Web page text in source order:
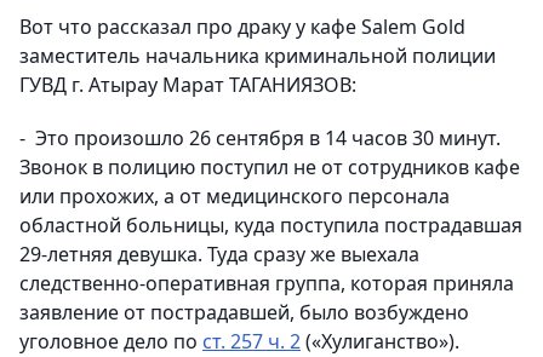
Вот что рассказал про драку у кафе Salem Gold
заместитель начальника криминальной полиции
ГУВД г. Атырау Марат ТАГАНИЯЗОВ:
- Это произошло 26 сентября в 14 часов 30 минут.
Звонок в полицию поступил не от сотрудников кафе
или прохожих, а от медицинского персонала
областной больницы, куда поступила пострадавшая
29-летняя девушка. Туда сразу же выехала
следственно-оперативная группа, которая приняла
заявление от пострадавшей, было возбуждено
уголовное дело по ст. 257 ч. 2(«Хулиганство»).